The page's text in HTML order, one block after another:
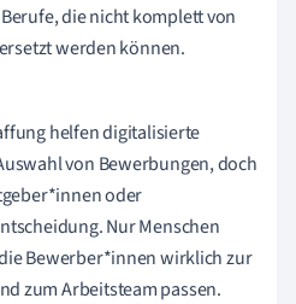
die nicht komplett von
werden können.
helfen digitalisierte
von Bewerbungen, doch
oder
Nur Menschen
Bewerber*innen wirklich zur
zum Arbeitsteam passen.